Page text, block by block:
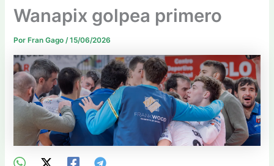
Wanapix golpea primero
PorFran Gago /15/06/2026